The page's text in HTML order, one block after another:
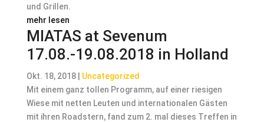
und Grillen.
mehr lesen
MIATAS at Sevenum
17.08.-19.08.2018 in Holland
Okt. 18, 2018| Uncategorized
Mit einem ganz tollen Programm, auf einer riesigen
Wiese mit netten Leuten und internationalen Gästen
mit ihren Roadstern, fand zum 2. mal dieses Treffen in